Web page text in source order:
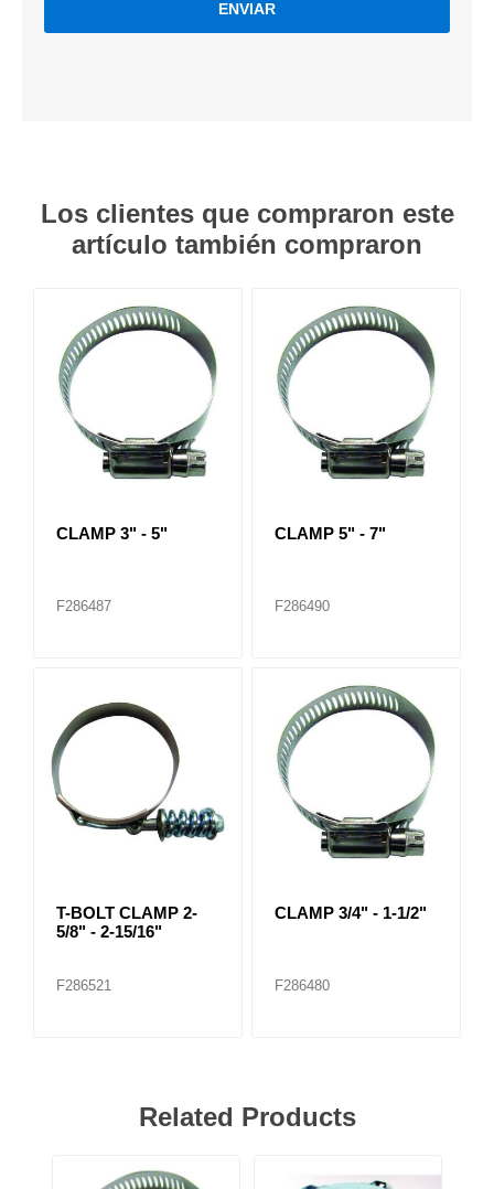
ENVIAR
Los clientes que compraron este
artículo también compraron
CLAMP 3" - 5"
F286487
CLAMP 5" - 7"
F286490
T-BOLT CLAMP 2-
5/8" - 2-15/16"
F286521
CLAMP 3/4" - 1-1/2"
F286480
Related Products